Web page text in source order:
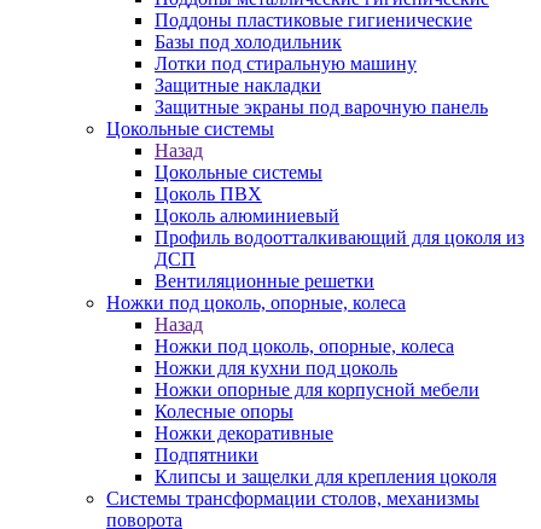
Поддоны пластиковые гигиенические
Базы под холодильник
Лотки под стиральную машину
Защитные накладки
Защитные экраны под варочную панель
Цокольные системы
Назад
Цокольные системы
Цоколь ПВХ
Цоколь алюминиевый
Профиль водоотталкивающий для цоколя из
ДСП
Вентиляционные решетки
Ножки под цоколь, опорные, колеса
Назад
Ножки под цоколь, опорные, колеса
Ножки для кухни под цоколь
Ножки опорные для корпусной мебели
Колесные опоры
Ножки декоративные
Подпятники
Клипсы и защелки для крепления цоколя
Системы трансформации столов, механизмы
поворота